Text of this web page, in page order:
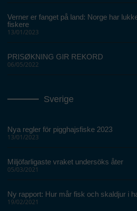
Verner er fanget på land: Norge har
fiskere
13/01/2023
PRISØKNING GIR REKORD
06/05/2022
Sverige
Nya regler för pigghajsfiske 2023
13/01/2023
Miljöfarligaste vraket undersöks åter
05/03/2021
Ny rapport: Hur mår fisk och skaldjur i
19/02/2021